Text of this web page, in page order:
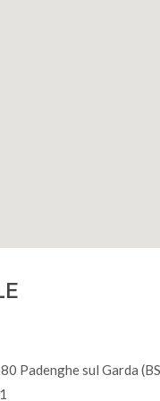
Padenghe sul Garda